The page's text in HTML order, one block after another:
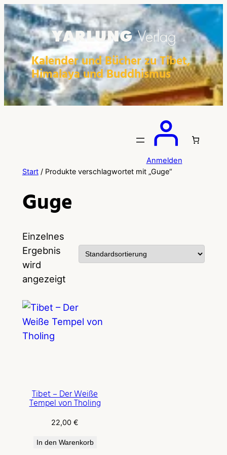
Zum
Inhalt
springen
Kalender und Bücher zu Tibet,
Himalaya und Buddhismus
Anmelden
Start/ Produkte verschlagwortet mit „Guge“
Guge
Einzelnes
Ergebnis
wird
angezeigt
Tibet – Der Weiße
Tempel von Tholing
22,00€
In den Warenkorb